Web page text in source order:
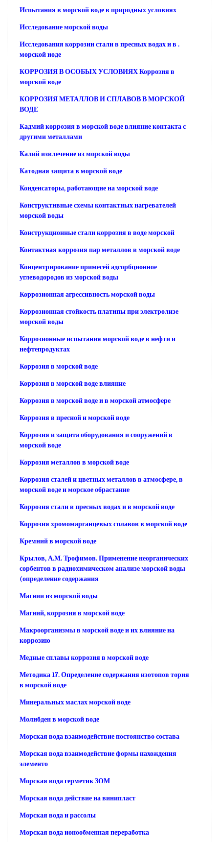
Испытания в морской воде в природных условиях
Исследование морской воды
Исследования коррозии стали в пресных водах и в .
морской иоде
КОРРОЗИЯ В ОСОБЫХ УСЛОВИЯХ Коррозия в
морской воде
КОРРОЗИЯ МЕТАЛЛОВ И СПЛАВОВ В МОРСКОЙ
ВОДЕ
Кадмий коррозия в морской воде влияние контакта с
другими металлами
Калий извлечение из морской воды
Катодная защита в морской воде
Конденсаторы, работающие на морской воде
Конструктивные схемы контактных нагревателей
морской воды
Конструкционные стали коррозия в воде морской
Контактная коррозия пар металлов в морской воде
Концентрирование примесей адсорбционное
углеводородов из морской воды
Коррозионная агрессивность морской воды
Коррозионная стойкость платипы при электролизе
морской воды
Коррозионные испытания морской воде в нефти и
нефтепродуктах
Коррозия в морской воде
Коррозия в морской воде влияние
Коррозия в морской воде и в морской атмосфере
Коррозия в пресной и морской воде
Коррозия и защита оборудования и сооружений в
морской воде
Коррозия металлов в морской воде
Коррозия сталей и цветных металлов в атмосфере, в
морской воде и морское обрастание
Коррозия стали в пресных водах и в морской воде
Коррозия хромомарганцевых сплавов в морской воде
Кремний в морской воде
Крылов, А.М. Трофимов. Применение неорганических
сорбентов в радиохимическом анализе морской воды
(определение содержания
Магнии из морской воды
Магний, коррозия в морской воде
Макроорганизмы в морской воде и их влияние на
коррозию
Медные сплавы коррозия в морской воде
Методика 17. Определение содержания изотопов тория
в морской воде
Минеральных маслах морской воде
Молибден в морской воде
Морская вода взаимодействие постоянство состава
Морская вода взаимодействие формы нахождения
элементо
Морская вода герметик ЗОМ
Морская вода действие на винипласт
Морская вода и рассолы
Морская вода ионообменная переработка